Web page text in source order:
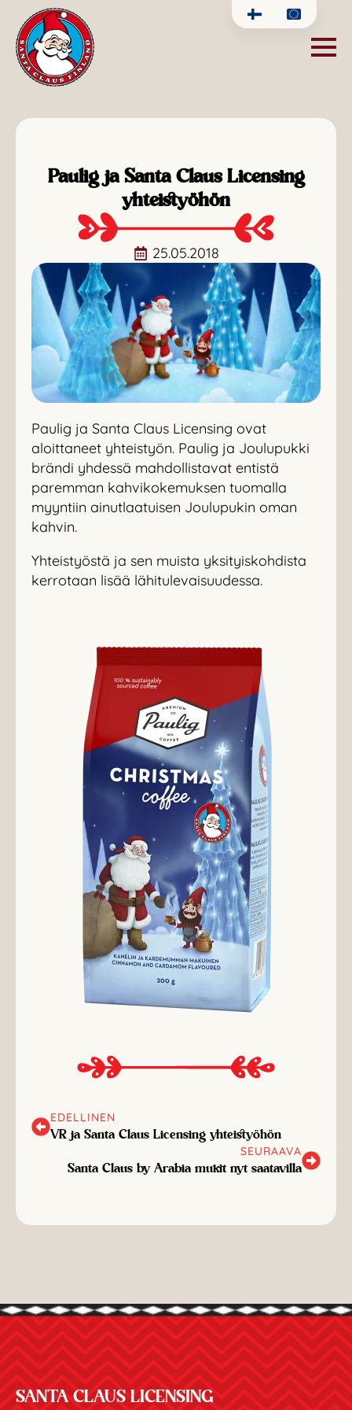
Paulig ja Santa Claus Licensing
yhteistyöhön
25.05.2018
Paulig ja Santa Claus Licensing ovat
aloittaneet yhteistyön. Paulig ja Joulupukki
brändi yhdessä mahdollistavat entistä
paremman kahvikokemuksen tuomalla
myyntiin ainutlaatuisen Joulupukin oman
kahvin.
Yhteistyöstä ja sen muista yksityiskohdista
kerrotaan lisää lähitulevaisuudessa.
EDELLINEN
VR ja Santa Claus Licensing yhteistyöhön
SEURAAVA
Santa Claus by Arabia mukit nyt saatavilla
SANTA CLAUS LICENSING